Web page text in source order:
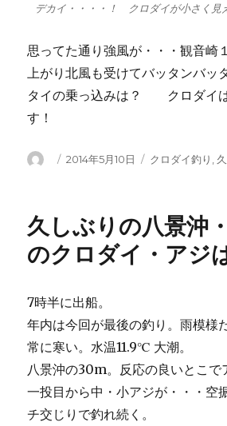
デカイ・・・・！ クロダイが小さく見
思ってた通り強風が・・・観音崎
上がり北風も受けてバッタンバッ
タイの乗っ込みは？ クロダイ
す！
投 投
2014年5月10日
カ
ー
クロダイ釣り
久しぶりの八景沖
のクロダイ・アジ
7時半に出船。
年内は今回が最後の釣り。雨模様
常に寒い。水温11.9℃ 大潮。
八景沖の30m。反応の良いとこで
一投目から中・小アジが・・・空
チ交じりで釣れ続く。